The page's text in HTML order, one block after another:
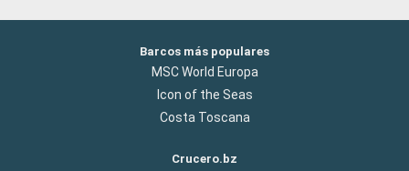
Barcos más populares
MSC World Europa
Icon of the Seas
Costa Toscana
Crucero.bz